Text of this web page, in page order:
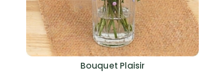
Bouquet Plaisir